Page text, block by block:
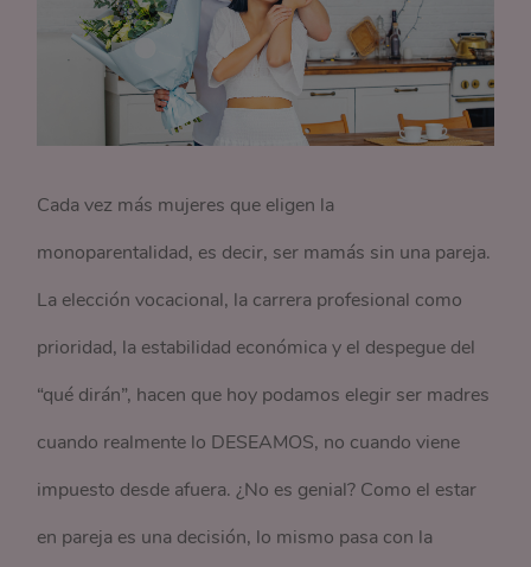
Cada vez más mujeres que eligen la
monoparentalidad, es decir, ser mamás sin una pareja.
La elección vocacional, la carrera profesional como
prioridad, la estabilidad económica y el despegue del
“qué dirán”, hacen que hoy podamos elegir ser madres
cuando realmente lo DESEAMOS, no cuando viene
impuesto desde afuera. ¿No es genial? Como el estar
en pareja es una decisión, lo mismo pasa con la